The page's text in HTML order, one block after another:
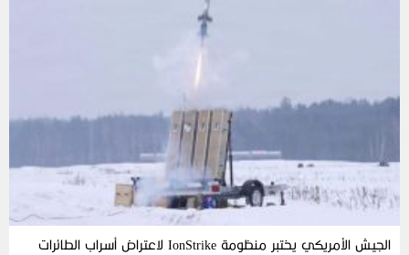
الجيش الأمريكي يختبر منظومة IonStrike لاعتراض أسراب الطائرات